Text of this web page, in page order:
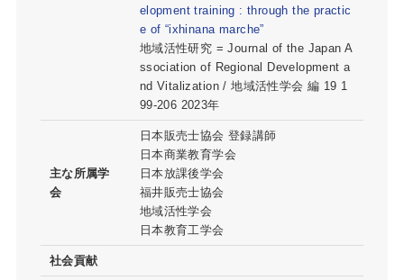
elopment training : through the practic
e of “ixhinana marche”
地域活性研究 = Journal of the Japan A
ssociation of Regional Development a
nd Vitalization / 地域活性学会 編 19 1
99-206 2023年
主な所属学
会
日本販売士協会 登録講師
日本商業教育学会
日本放課後学会
福井販売士協会
地域活性学会
日本教育工学会
社会貢献